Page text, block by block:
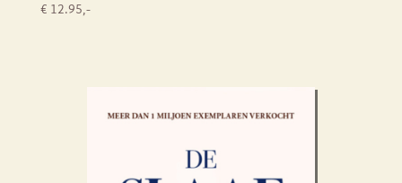
€ 12.95,-